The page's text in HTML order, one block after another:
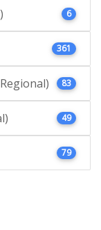
6
361
83
49
79